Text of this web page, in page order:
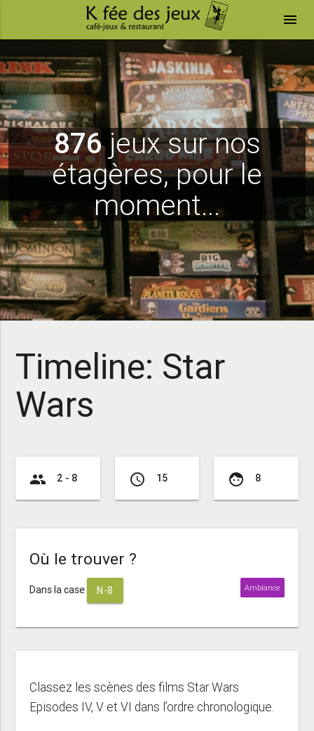
menu
876jeux sur nos
étagères, pour le
moment...
Timeline: Star
Wars
group 2 - 8 access_time 15 face 8
Où le trouver ?
Dans la case N-8 Ambiance
Classez les scènes des films Star Wars
Episodes IV, V et VI dans l’ordre chronologique.